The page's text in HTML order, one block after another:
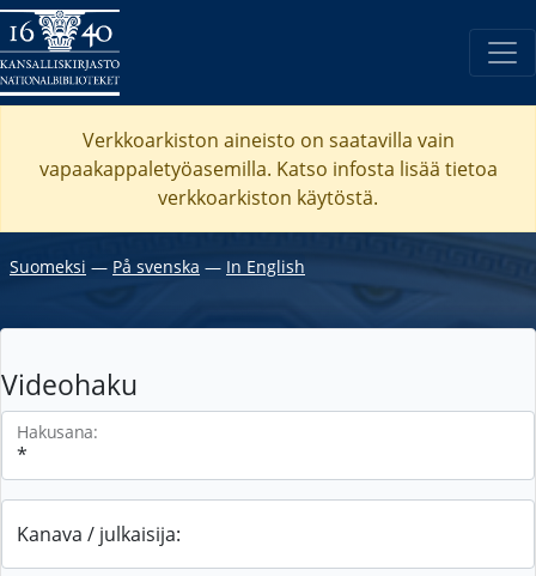
Verkkoarkiston aineisto on saatavilla vain
vapaakappaletyöasemilla. Katso infosta lisää tietoa
verkkoarkiston käytöstä.
Suomeksi ― På svenska ― In English
Videohaku
Hakusana:
Kanava / julkaisija: